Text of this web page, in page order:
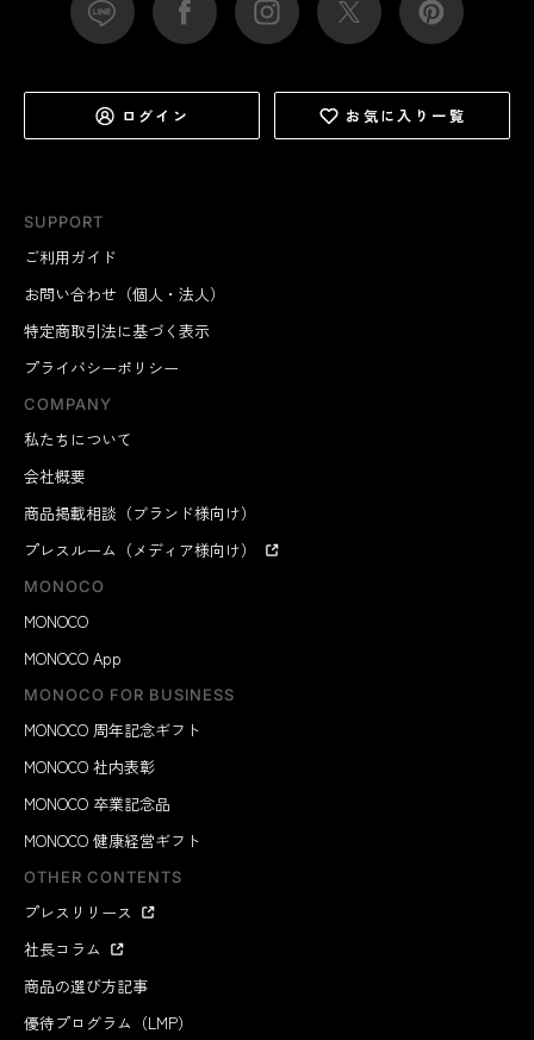
SUPPORT
ご利用ガイド
お問い合わせ（個人・法人）
特定商取引法に基づく表示
プライバシーポリシー
COMPANY
私たちについて
会社概要
商品掲載相談（ブランド様向け）
プレスルーム（メディア様向け）
MONOCO
MONOCO
MONOCO App
MONOCO FOR BUSINESS
MONOCO 周年記念ギフト
MONOCO 社内表彰
MONOCO 卒業記念品
MONOCO 健康経営ギフト
OTHER CONTENTS
プレスリリース
社長コラム
商品の選び方記事
優待プログラム（LMP）
ログイン お気に入り一覧